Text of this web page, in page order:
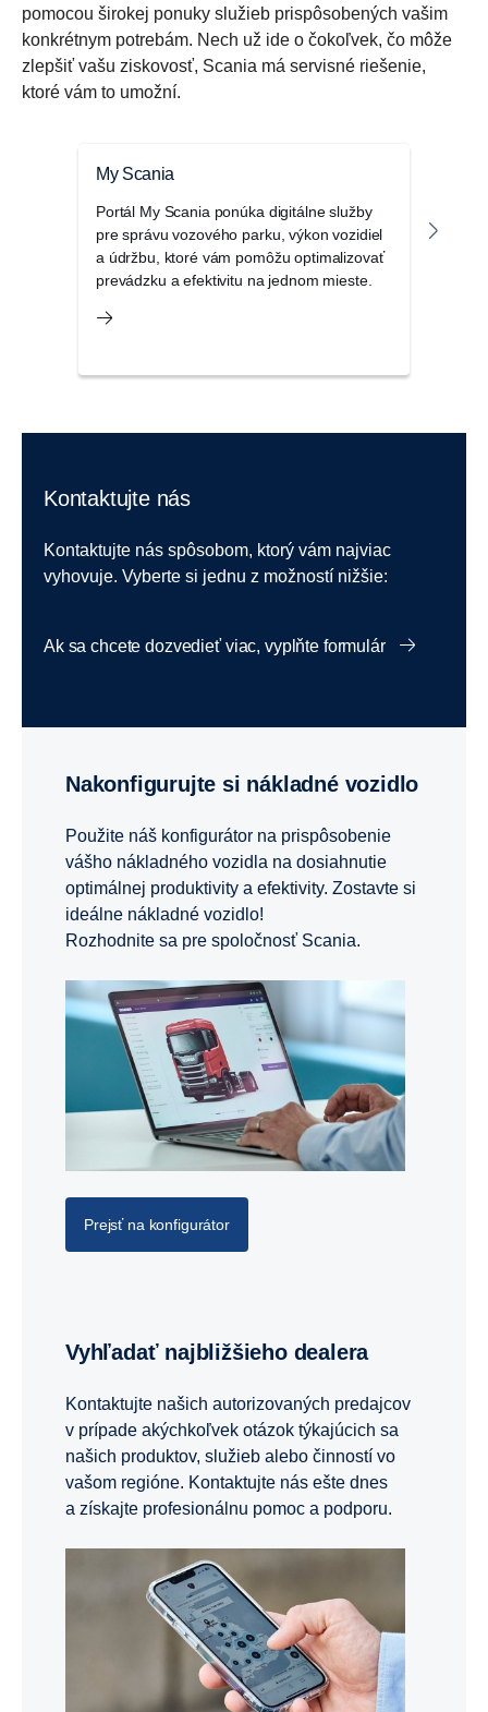
pomocou širokej ponuky služieb prispôsobených vašim
konkrétnym potrebám. Nech už ide o čokoľvek, čo môže
zlepšiť vašu ziskovosť, Scania má servisné riešenie,
ktoré vám to umožní.
My Scania
Portál My Scania ponúka digitálne služby
pre správu vozového parku, výkon vozidiel
a údržbu, ktoré vám pomôžu optimalizovať
prevádzku a efektivitu na jednom mieste.
Kontaktujte nás
Kontaktujte nás spôsobom, ktorý vám najviac
vyhovuje. Vyberte si jednu z možností nižšie:
Ak sa chcete dozvedieť viac, vyplňte formulár
Nakonfigurujte si nákladné vozidlo
Použite náš konfigurátor na prispôsobenie
vášho nákladného vozidla na dosiahnutie
optimálnej produktivity a efektivity. Zostavte si
ideálne nákladné vozidlo!
Rozhodnite sa pre spoločnosť Scania.
Prejsť na konfigurátor
Vyhľadať najbližšieho dealera
Kontaktujte našich autorizovaných predajcov
v prípade akýchkoľvek otázok týkajúcich sa
našich produktov, služieb alebo činností vo
vašom regióne. Kontaktujte nás ešte dnes
a získajte profesionálnu pomoc a podporu.